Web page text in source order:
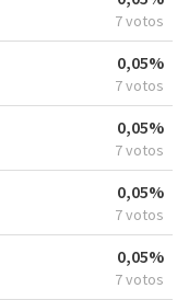
7 votos
0,05%
7 votos
0,05%
7 votos
0,05%
7 votos
0,05%
7 votos